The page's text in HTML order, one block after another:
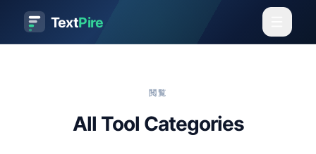
TextPire
閲覧
All Tool Categories